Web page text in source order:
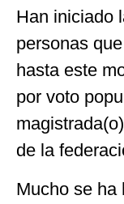
Han iniciado
personas
hasta este
por voto
de la
Mucho se ha